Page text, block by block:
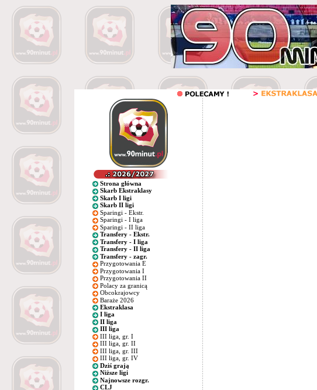
Strona główna
Skarb Ekstraklasy
Skarb I ligi
Skarb II ligi
Sparingi - Ekstr.
Sparingi - I liga
Sparingi - II liga
Transfery - Ekstr.
Transfery - I liga
Transfery - II liga
Transfery - zagr.
Przygotowania E
Przygotowania I
Przygotowania II
Polacy za granicą
Obcokrajowcy
Baraże 2026
Ekstraklasa
I liga
II liga
III liga
III liga, gr. I
III liga, gr. II
III liga, gr. III
III liga, gr. IV
Dziś grają
Niższe ligi
Najnowsze rozgr.
CLJ